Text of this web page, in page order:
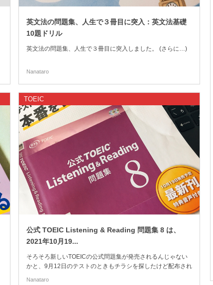
英文法の問題集、人生で３冊目に突入：英文法基礎
10題ドリル
英文法の問題集、人生で３冊目に突入しました。 (さらに…)
Nanataro
TOEIC
公式 TOEIC Listening & Reading 問題集 8 は、
2021年10月19...
そろそろ新しいTOEICの公式問題集が発売されるんじゃない
かと、9月12日のテストのときもチラシを探したけど配布され
Nanataro